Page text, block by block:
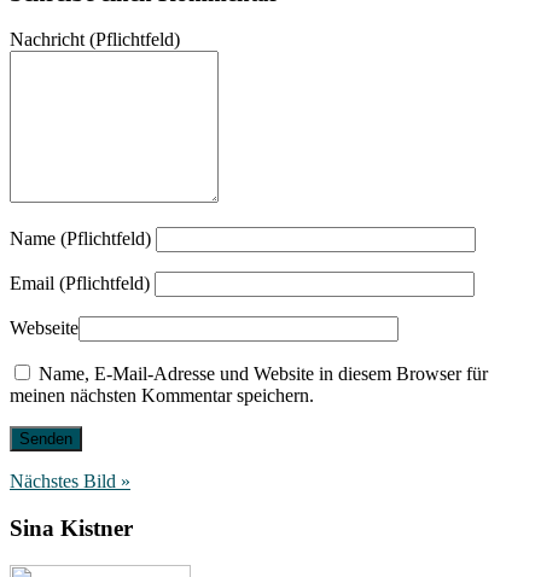
Nachricht (Pflichtfeld)
Name (Pflichtfeld)
Email (Pflichtfeld)
Webseite
Name, E-Mail-Adresse und Website in diesem Browser für
meinen nächsten Kommentar speichern.
Nächstes Bild »
Sina Kistner